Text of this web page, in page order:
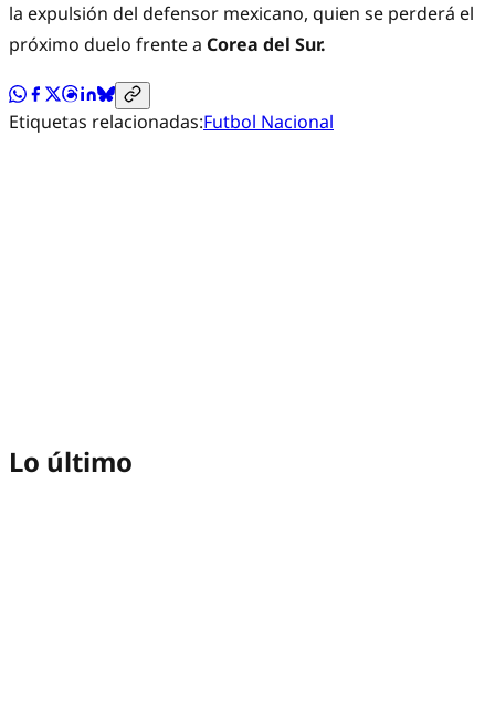
la expulsión del defensor mexicano, quien se perderá el
próximo duelo frente a Corea del Sur.
Etiquetas relacionadas:Futbol Nacional
Lo último